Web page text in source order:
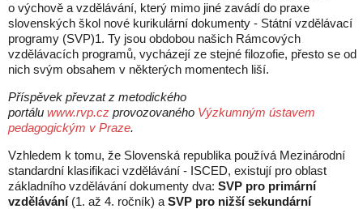
o výchově a vzdělávání, který mimo jiné zavádí do praxe
slovenských škol nové kurikulární dokumenty - Státní vzdělávací
programy (SVP)1. Ty jsou obdobou našich Rámcových
vzdělávacích programů, vycházejí ze stejné filozofie, přesto se od
nich svým obsahem v některých momentech liší.
Příspěvek převzat z metodického
portálu www.rvp.cz provozovaného Výzkumným ústavem
pedagogickým v Praze.
Vzhledem k tomu, že Slovenská republika používá Mezinárodní
standardní klasifikaci vzdělávání - ISCED, existují pro oblast
základního vzdělávání dokumenty dva: SVP pro primární
vzdělávání (1. až 4. ročník) a SVP pro nižší sekundární